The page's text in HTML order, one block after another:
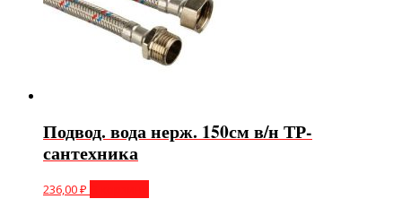
Подвод. вода нерж. 150см в/н ТР-
сантехника
236,00₽